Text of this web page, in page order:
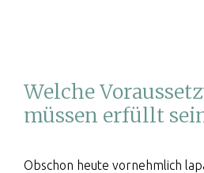
Welche
müssen erfüllt
Obschon heute vornehmlich